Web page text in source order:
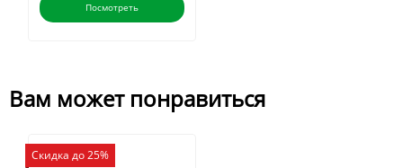
Посмотреть
Вам может понравиться
Скидка до 25%